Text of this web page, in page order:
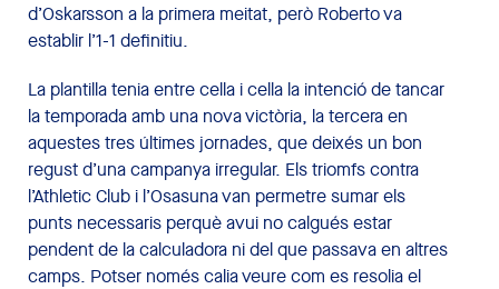
d’Oskarsson a la primera meitat, però Roberto va
establir l’1-1 definitiu.
La plantilla tenia entre cella i cella la intenció de tancar
la temporada amb una nova victòria, la tercera en
aquestes tres últimes jornades, que deixés un bon
regust d’una campanya irregular. Els triomfs contra
l’Athletic Club i l’Osasuna van permetre sumar els
punts necessaris perquè avui no calgués estar
pendent de la calculadora ni del que passava en altres
camps. Potser només calia veure com es resolia el